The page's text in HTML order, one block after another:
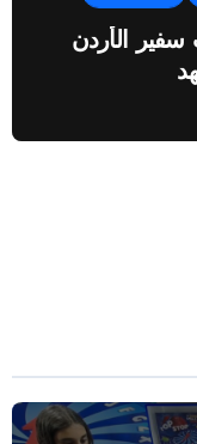
سفير الأردن